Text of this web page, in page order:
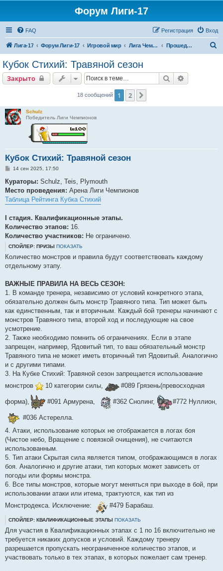
Форум Лиги-17
FAQ Вход
Регистрация
Лига-17 Форум Лиги-17 Игровой мир Лига Чемпионов Прошедшие ЛЧ
Кубок Стихий: Травяной сезон
Закрыто Поиск
18 сообщений 1 2
Schulz
Победитель Лиги Чемпионов
Кубок Стихий: Травяной сезон
С
о
б
щ
е
н
е
14 сен 2025, 17:50
Кураторы: Schulz, Teis, Plymouth
Место проведения: Арена Лиги Чемпионов
Таблица Рейтинга Кубка Стихий
I стадия. Квалификационные этапы.
Количество этапов: 16.
Количество участников: Не ограничено.
СПОЙЛЕР: ПРИЗЫ ПОКАЗАТЬ
Количество монстров и правила будут соответствовать каждому
отдельному этапу.
ВАЖНЫЕ ПРАВИЛА НА ВЕСЬ СЕЗОН:
1. В команде тренера, независимо от условий конкретного этапа,
обязательно должен быть монстр Травяного типа. Тип может быть
как единственным, так и вторичным. Каждый бой тренеры начинают с
монстров Травяного типа, второй ход и последующие на свое
усмотрение.
2. Также необходимо помнить об ограничениях. Если в этапе
запрещен, например, Ядовитый тип, то ваш обязательный монстр
Травяного типа не может иметь вторичный тип Ядовитый. Аналогично
и с другими типами.
3. На Кубке Стихий: Травяной сезон запрещается использование
монстров
10 категории силы, #089 Грязень(превосходная
форма), #091 Армурена, #362 Снолинг, #772 Нуллион,
#036 Астерелла.
4. Атаки, использование которых не отображается в логах боя
(Чистое небо, Вращение с повязкой очищения), не считаются
использованным.
5. Тип атаки Скрытая сила является типом, отображающимся в логах
боя. Аналогично и другие атаки, тип которых может зависеть от
погоды или формы монстра.
6. Все типы монстров, которые могут меняться при выходе в бой, при
использовании атаки или итема, трактуются, как тип из
Монстродекса. Исключение:
#479 Барабаш.
СПОЙЛЕР: КВАЛИФИКАЦИОННЫЕ ЭТАПЫ ПОКАЗАТЬ
Для участия в Квалификационных этапах с 1 по 16 включительно не
требуется никаких допусков и условий. Каждому тренеру
разрешается пропускать неограниченное количество этапов, и
участвовать только в тех этапах, в которых пожелает сам тренер.